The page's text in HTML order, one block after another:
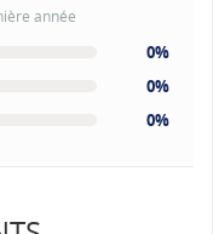
année
0%
0%
0%